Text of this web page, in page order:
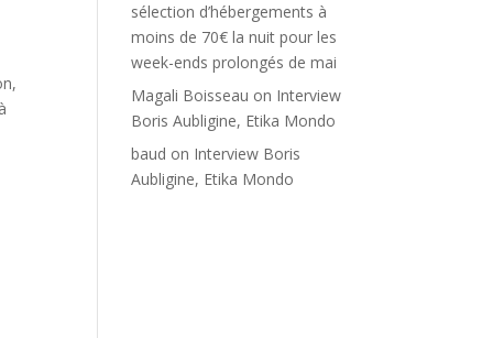
sélection d’hébergements à
moins de 70€ la nuit pour les
week-ends prolongés de mai
Magali Boisseau on Interview
Boris Aubligine, Etika Mondo
baud on Interview Boris
Aubligine, Etika Mondo